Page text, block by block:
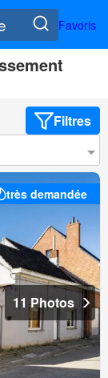
Favoris
Filtres
très demandée
11 Photos